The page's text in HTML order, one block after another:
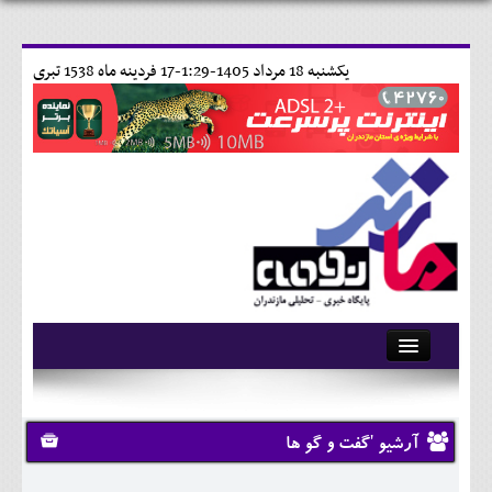
17 فردينه ماه 1538 تبری يکشنبه 18 مرداد 1405-1:29-
آرشیو
تماس با ما
وبلاگ
آرشیو 'گفت و گو ها